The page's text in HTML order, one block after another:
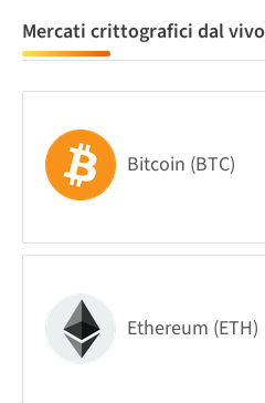
Mercati crittografici dal vivo
Bitcoin (BTC)
Ethereum (ETH)